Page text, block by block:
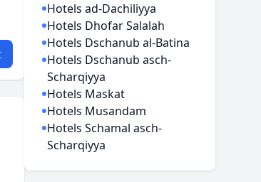
Hotels ad-Dachiliyya
Hotels Dhofar Salalah
Hotels Dschanub al-Batina
Hotels Dschanub asch-
Scharqiyya
Hotels Maskat
Hotels Musandam
Hotels Schamal asch-
Scharqiyya